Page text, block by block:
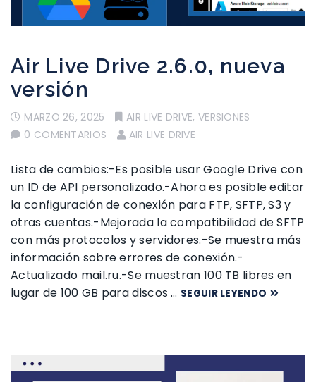
Air Live Drive 2.6.0, nueva
versión
MARZO 26, 2025 AIR LIVE DRIVE, VERSIONES
0 COMENTARIOS
AIR LIVE DRIVE
Lista de cambios:-Es posible usar Google Drive con
un ID de API personalizado.-Ahora es posible editar
la configuración de conexión para FTP, SFTP, S3 y
otras cuentas.-Mejorada la compatibilidad de SFTP
con más protocolos y servidores.-Se muestra más
información sobre errores de conexión.-
Actualizado mail.ru.-Se muestran 100 TB libres en
lugar de 100 GB para discos … SEGUIR LEYENDO